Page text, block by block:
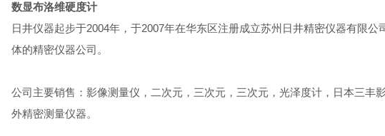
数显布洛维硬度计
日井仪器起步于2004年，于2007年在华东区注册成立苏州日井精密仪器有限
体的精密仪器公司。
公司主要销售：影像测量仪，二次元，三次元，三次元，光泽度计，日本三
外精密测量仪器。